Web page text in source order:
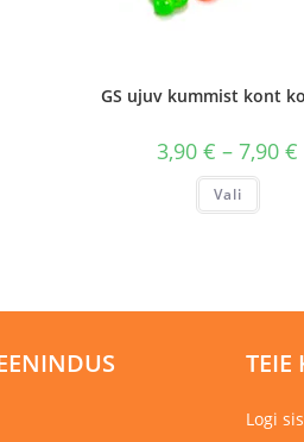
GS ujuv kummist kont
3,90€ – 7,90€
Vali
Sellel
on
TEIE
Logi